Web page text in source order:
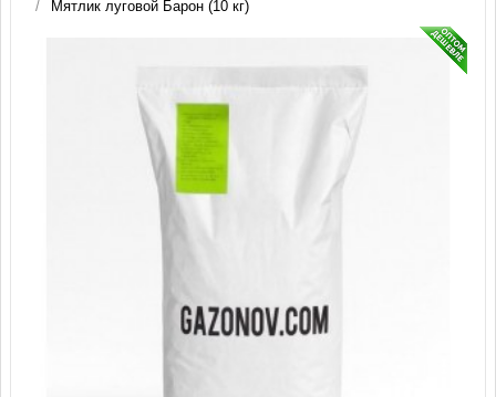
Мятлик луговой Барон (10 кг)